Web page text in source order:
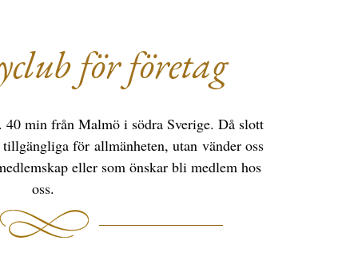
för företag
40 min från Malmö i södra Sverige. Då slott
för allmänheten, utan vänder oss
eller som önskar bli medlem hos
oss.